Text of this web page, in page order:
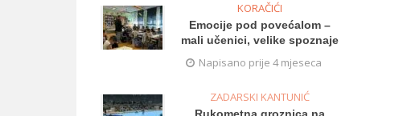
KORAČIĆI
Emocije pod povećalom –
mali učenici, velike spoznaje
Napisano prije 4 mjeseca
ZADARSKI KANTUNIĆ